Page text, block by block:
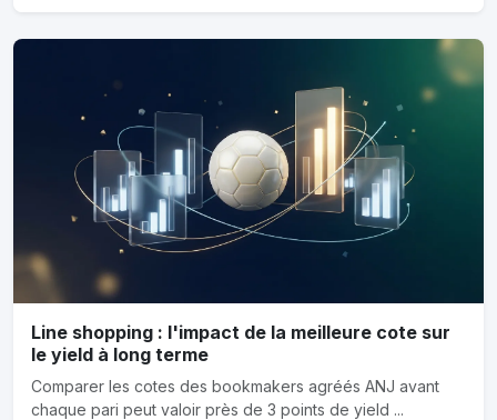
Line shopping : l'impact de la meilleure cote sur
le yield à long terme
Comparer les cotes des bookmakers agréés ANJ avant
chaque pari peut valoir près de 3 points de yield ...